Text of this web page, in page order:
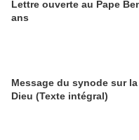
Lettre ouverte au Pape
ans
Message du synode sur
Dieu (Texte intégral)